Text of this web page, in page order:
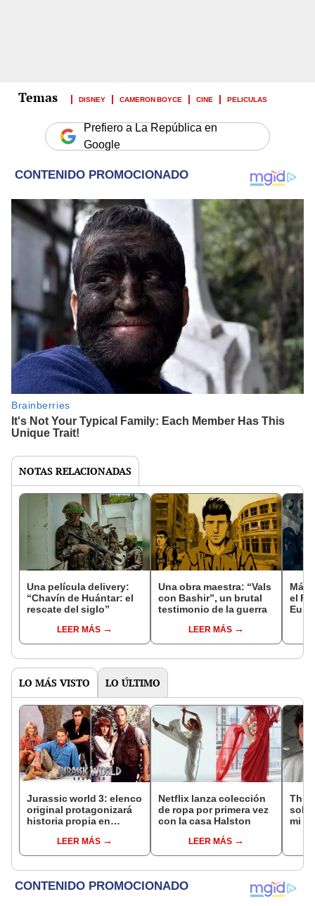
DISNEY CAMERON BOYCE CINE PELICULAS
Prefiero a La República en
Google
NOTAS RELACIONADAS
Una película delivery:
“Chavín de Huántar: el
rescate del siglo”
LEER MÁS
Una obra maestra: “Vals
con Bashir”, un brutal
testimonio de la guerra
LEER MÁS
Más
el
LO MÁS VISTO LO ÚLTIMO
Jurassic world 3: elenco
original protagonizará
historia propia en
LEER MÁS
Netflix lanza colección
de ropa por primera vez
con la casa Halston
LEER MÁS
mi
baja